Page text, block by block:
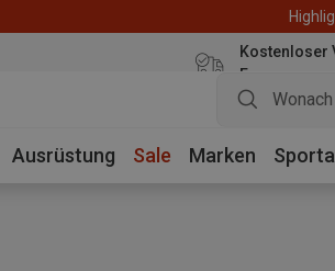
Kostenloser
Euro
Ausrüstung Sale Marken